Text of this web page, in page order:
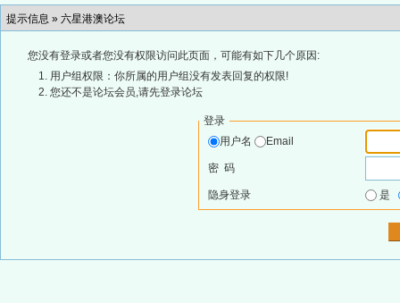
提示信息 » 六星港澳论坛
您没有登录或者您没有权限访问此页面，可能有如下几个原因:
用户组权限：你所属的用户组没有发表回复的权限!
您还不是论坛会员,请先登录论坛
登录
用户名
Email
密 码
隐身登录 是